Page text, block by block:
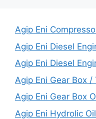
Agip Eni
Agip Eni Diesel
Agip Eni Diesel
Agip Eni Gear Box /
Agip Eni Gear Box
Agip Eni Hydrolic